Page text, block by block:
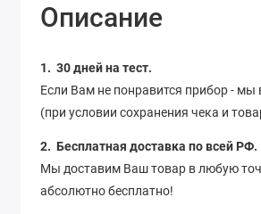
Описание
1. 30 дней на тест.
Если Вам не понравится прибор - мы
(при условии сохранения чека и
2. Бесплатная доставка по всей РФ.
Мы доставим Ваш товар в любую
абсолютно бесплатно!